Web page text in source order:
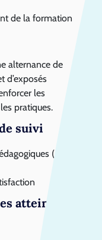
de la formation
alternance de
d’exposés
les
pratiques.
suivi
(pré-
atteintes